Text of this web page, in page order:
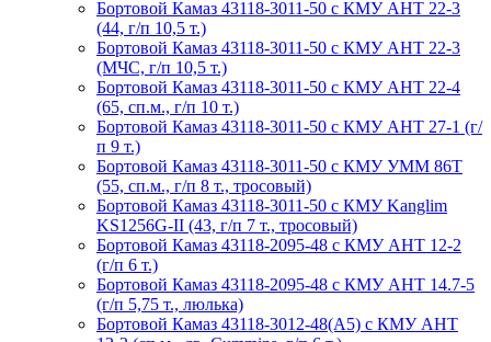
Бортовой Камаз 43118-3011-50 с КМУ АНТ 22-3
(44, г/п 10,5 т.)
Бортовой Камаз 43118-3011-50 с КМУ АНТ 22-3
(МЧС, г/п 10,5 т.)
Бортовой Камаз 43118-3011-50 с КМУ АНТ 22-4
(65, сп.м., г/п 10 т.)
Бортовой Камаз 43118-3011-50 с КМУ АНТ 27-1 (г/
п 9 т.)
Бортовой Камаз 43118-3011-50 с КМУ УММ 86Т
(55, сп.м., г/п 8 т., тросовый)
Бортовой Камаз 43118-3011-50 с КМУ Kanglim
KS1256G-II (43, г/п 7 т., тросовый)
Бортовой Камаз 43118-2095-48 с КМУ АНТ 12-2
(г/п 6 т.)
Бортовой Камаз 43118-2095-48 с КМУ АНТ 14.7-5
(г/п 5,75 т., люлька)
Бортовой Камаз 43118-3012-48(А5) с КМУ АНТ